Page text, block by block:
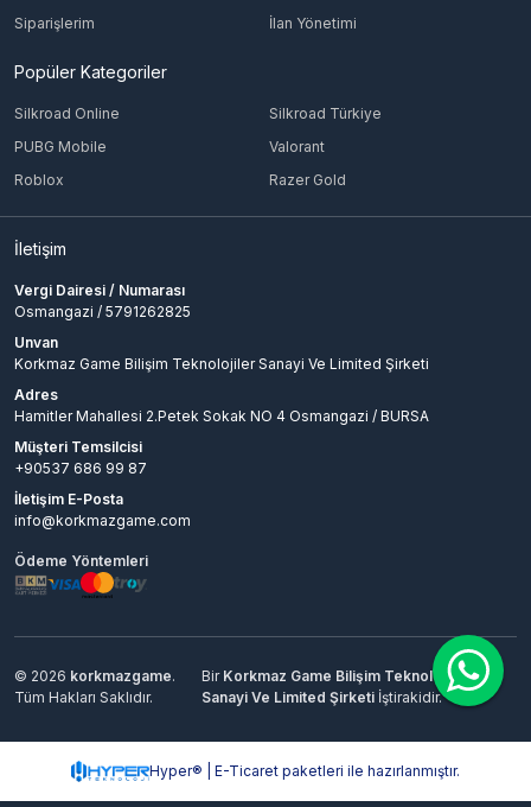
Siparişlerim
İlan Yönetimi
Popüler Kategoriler
Silkroad Online
Silkroad Türkiye
PUBG Mobile
Valorant
Roblox
Razer Gold
İletişim
Vergi Dairesi / Numarası
Osmangazi / 5791262825
Unvan
Korkmaz Game Bilişim Teknolojiler Sanayi Ve Limited Şirketi
Adres
Hamitler Mahallesi 2.Petek Sokak NO 4 Osmangazi / BURSA
Müşteri Temsilcisi
+90537 686 99 87
İletişim E-Posta
info@korkmazgame.com
Ödeme Yöntemleri
© 2026 korkmazgame.
Tüm Hakları Saklıdır.
Bir Korkmaz Game Bilişim Teknolojiler
Sanayi Ve Limited Şirketi İştirakidir.
Hyper® | E-Ticaret paketleri ile hazırlanmıştır.